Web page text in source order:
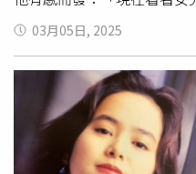
仙婆婆！」、「這麼年輕
吧？」、「我要是有這種
人生也邁向另一階段。」
就結婚生女。（圖／侯世
尊，雖然一度瞞婚，他其
眼光低調生子，如今女兒
了，過去他兒女上大陸真
爸的形象深植人心。吳尊
蜜。（圖／翻攝自吳尊IG
03月05日, 2025